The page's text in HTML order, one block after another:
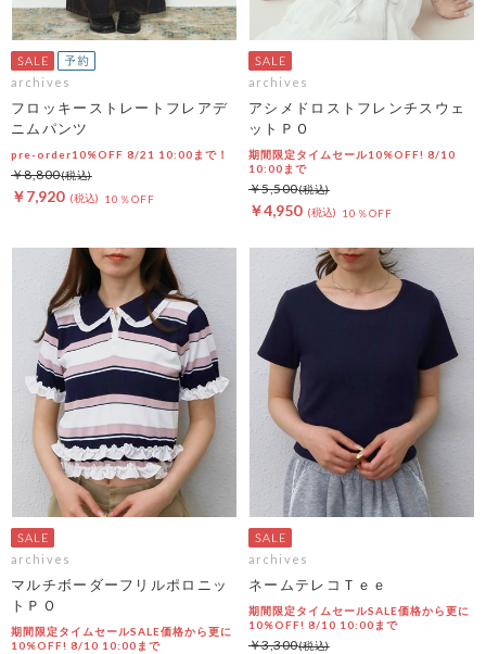
archives
フロッキーストレートフレアデ
ニムパンツ
pre-order10%OFF 8/21 10:00まで！
￥7,920 10％OFF
￥8,800
archives
アシメドロストフレンチスウェ
ットＰＯ
期間限定タイムセール10%OFF! 8/10
10:00まで
￥4,950 10％OFF
￥5,500
archives
マルチボーダーフリルポロニッ
トＰＯ
期間限定タイムセールSALE価格から更に
10%OFF! 8/10 10:00まで
archives
ネームテレコＴｅｅ
期間限定タイムセールSALE価格から更に
10%OFF! 8/10 10:00まで
￥3,300